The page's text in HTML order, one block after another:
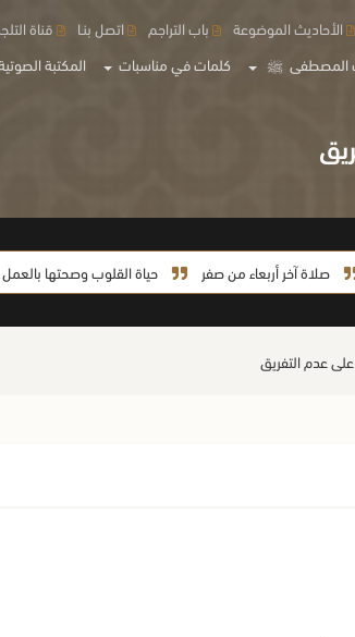
المصطفى ﷺ كلمات في مناسبات المكتبة
الأحاديث الموضوعة باب التراجم اتصل بنـا قناة
آخر أربعاء من صفر حياة القلوب وصحتها بالعمل الصالح
على عدم التفريق